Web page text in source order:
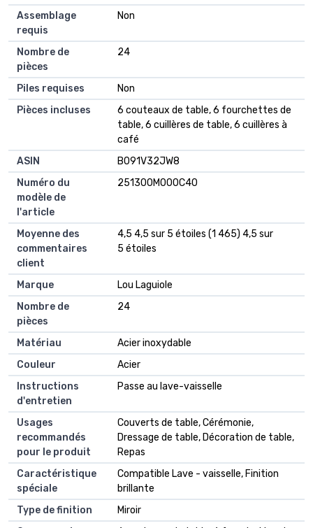
Assemblage
requis
‎Non
Nombre de
pièces
‎24
Piles requises
‎Non
Pièces incluses
‎6 couteaux de table, 6 fourchettes de
table, 6 cuillères de table, 6 cuillères à
café
ASIN
B091V32JW8
Numéro du
modèle de
l'article
251300M000C40
Moyenne des
commentaires
client
4,5 4,5 sur 5 étoiles (1 465) 4,5 sur
5 étoiles
Marque
Lou Laguiole
Nombre de
pièces
24
Matériau
Acier inoxydable
Couleur
Acier
Instructions
d'entretien
Passe au lave-vaisselle
Usages
recommandés
pour le produit
Couverts de table, Cérémonie,
Dressage de table, Décoration de table,
Repas
Caractéristique
spéciale
Compatible Lave - vaisselle, Finition
brillante
Type de finition
Miroir